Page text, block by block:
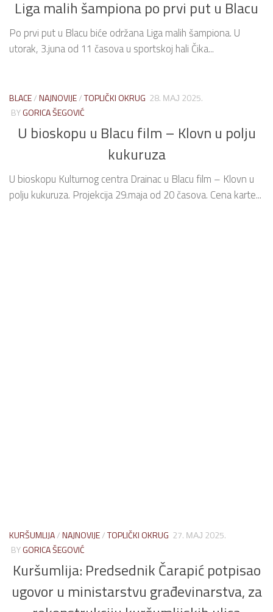
Liga malih šampiona po prvi put u Blacu
Po prvi put u Blacu biće održana Liga malih šampiona. U
utorak, 3.juna od 11 časova u sportskoj hali Čika...
BLACE/NAJNOVIJE/TOPLIČKI OKRUG 28. МАЈ 2025.
BYGORICA ŠEGOVIĆ
U bioskopu u Blacu film – Klovn u polju
kukuruza
U bioskopu Kulturnog centra Drainac u Blacu film – Klovn u
polju kukuruza. Projekcija 29.maja od 20 časova. Cena karte...
KURŠUMLIJA/NAJNOVIJE/TOPLIČKI OKRUG 27. МАЈ 2025.
BYGORICA ŠEGOVIĆ
Kuršumlija: Predsednik Čarapić potpisao
ugovor u ministarstvu građevinarstva, za